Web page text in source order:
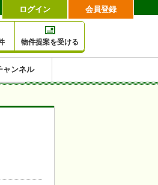
物件提案を受ける
ャンネル
ログイン 会員登録